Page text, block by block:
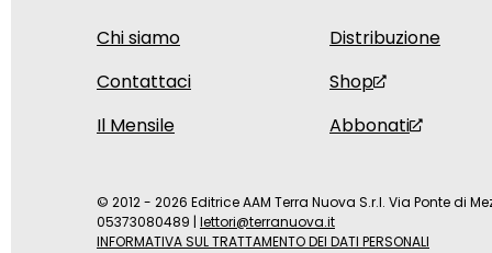
Chi siamo
Contattaci
Il Mensile
Distribuzione
Shop
Abbonati
© 2012 - 2026 Editrice AAM Terra Nuova S.r.l. Via Ponte di
05373080489 | lettori@terranuova.it
INFORMATIVA SUL TRATTAMENTO DEI DATI PERSONALI